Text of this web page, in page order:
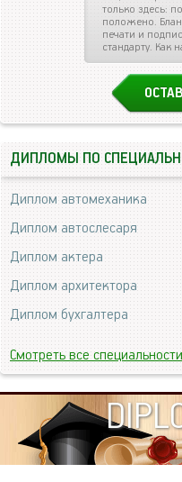
только здесь:
положено.
печати и
стандарту. Как
ДИПЛОМЫ ПО
Диплом автомеханика
Диплом автослесаря
Диплом актера
Диплом архитектора
Диплом бухгалтера
Смотреть все специальности